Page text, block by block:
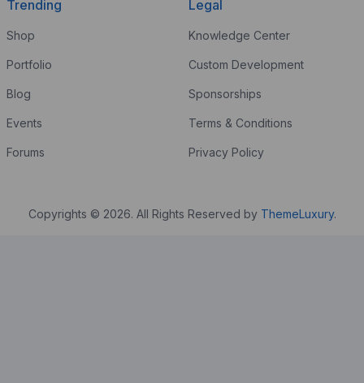
Trending
Shop
Portfolio
Blog
Events
Forums
Legal
Knowledge Center
Custom Development
Sponsorships
Terms & Conditions
Privacy Policy
Copyrights © 2026. All Rights Reserved by ThemeLuxury.